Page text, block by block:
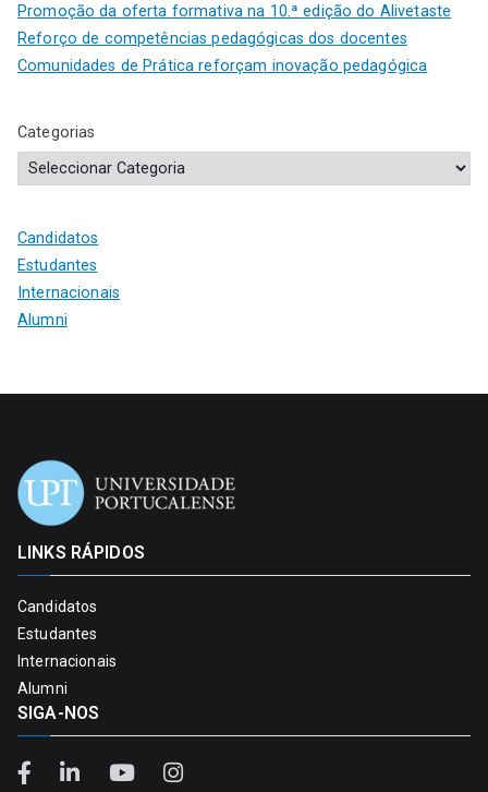
Promoção da oferta formativa na 10.ª edição do Alivetaste
Reforço de competências pedagógicas dos docentes
Comunidades de Prática reforçam inovação pedagógica
Categorias
Candidatos
Estudantes
Internacionais
Alumni
LINKS RÁPIDOS
Candidatos
Estudantes
Internacionais
Alumni
SIGA-NOS